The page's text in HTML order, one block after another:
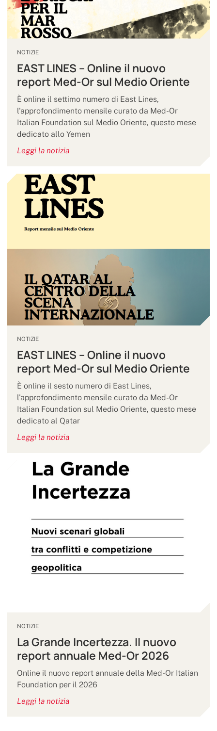
NOTIZIE
EAST LINES – Online il nuovo
report Med-Or sul Medio Oriente
È online il settimo numero di East Lines,
l'approfondimento mensile curato da Med-Or
Italian Foundation sul Medio Oriente, questo mese
dedicato allo Yemen
Leggi la notizia
NOTIZIE
EAST LINES – Online il nuovo
report Med-Or sul Medio Oriente
È online il sesto numero di East Lines,
l'approfondimento mensile curato da Med-Or
Italian Foundation sul Medio Oriente, questo mese
dedicato al Qatar
Leggi la notizia
NOTIZIE
La Grande Incertezza. Il nuovo
report annuale Med-Or 2026
Online il nuovo report annuale della Med-Or Italian
Foundation per il 2026
Leggi la notizia